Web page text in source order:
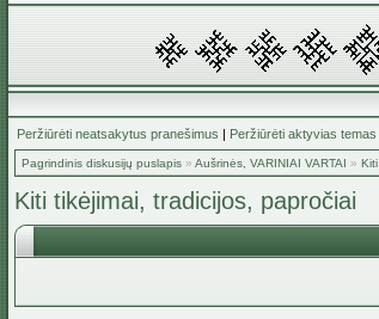
Peržiūrėti neatsakytus pranešimus | Peržiūrėti aktyvias temas
Pagrindinis diskusijų puslapis » Aušrinės, VARINIAI VARTAI »
Kiti tikėjimai, tradicijos, papročiai